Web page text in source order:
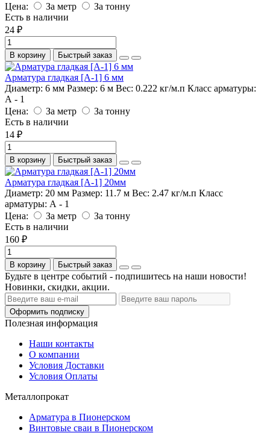
Цена:
За метр
За тонну
Есть в наличии
24 ₽
В корзину Быстрый заказ
Арматура гладкая [А-1] 6 мм
Диаметр: 6 мм Размер: 6 м Вес: 0.222 кг/м.п Класс арматуры:
А - 1
Цена:
За метр
За тонну
Есть в наличии
14 ₽
В корзину Быстрый заказ
Арматура гладкая [А-1] 20мм
Диаметр: 20 мм Размер: 11.7 м Вес: 2.47 кг/м.п Класс
арматуры: А - 1
Цена:
За метр
За тонну
Есть в наличии
160 ₽
В корзину Быстрый заказ
Будьте в центре событий - подпишитесь на наши новости!
Новинки, скидки, акции.
Оформить подписку
Полезная информация
Наши контакты
О компании
Условия Доставки
Условия Оплаты
Металлопрокат
Арматура в Пионерском
Винтовые сваи в Пионерском